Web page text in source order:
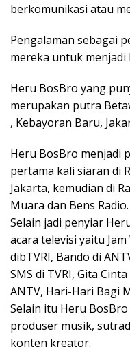
berkomunikasi atau
Pengalaman sebagai
mereka untuk menjadi
Heru BosBro yang
merupakan putra
, Kebayoran Baru,
Heru BosBro menjadi
pertama kali siaran di
Jakarta, kemudian di
Muara dan Bens Radio.
Selain jadi penyiar
acara televisi yaitu
dibTVRI, Bando di
SMS di TVRI, Gita
ANTV, Hari-Hari Bagi
Selain itu Heru
produser musik,
konten kreator.